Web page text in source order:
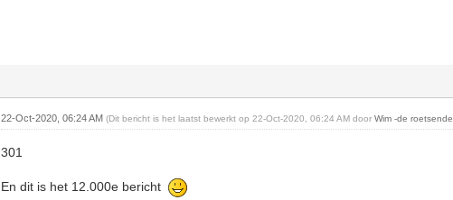
22-Oct-2020, 06:24 AM(Dit bericht is het laatst bewerkt op 22-Oct-2020, 06:24 AM doorWim -de roetsende
301
En dit is het 12.000e bericht